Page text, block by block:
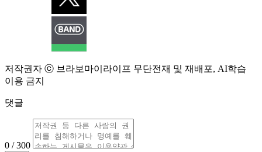
저작권자 ⓒ 브라보마이라이프 무단전재 및 재배포, AI학습
이용 금지
댓글
0 / 300